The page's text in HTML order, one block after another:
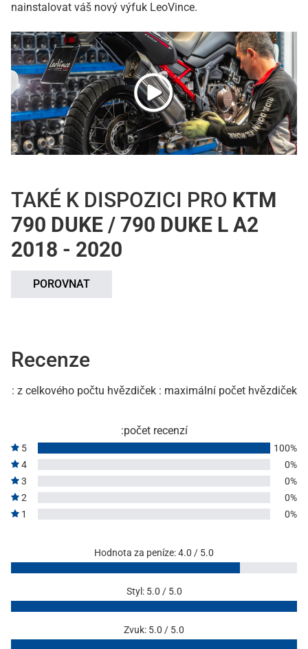
nainstalovat váš nový výfuk LeoVince.
TAKÉ K DISPOZICI PRO KTM
790 DUKE / 790 DUKE L A2
2018 - 2020
POROVNAT
Recenze
: z celkového počtu hvězdiček : maximální počet hvězdiček
:počet recenzí
5
100%
4
0%
3
0%
2
0%
1
0%
Hodnota za peníze: 4.0 / 5.0
Styl: 5.0 / 5.0
Zvuk: 5.0 / 5.0